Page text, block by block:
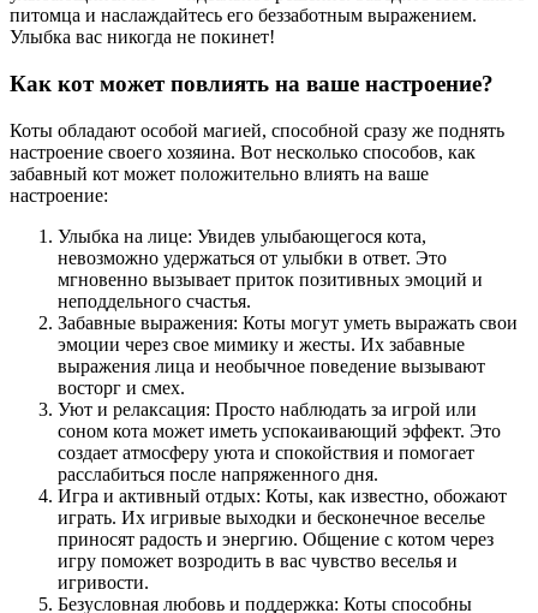
питомца и наслаждайтесь его беззаботным выражением.
Улыбка вас никогда не покинет!
Как кот может повлиять на ваше настроение?
Коты обладают особой магией, способной сразу же поднять
настроение своего хозяина. Вот несколько способов, как
забавный кот может положительно влиять на ваше
настроение:
Улыбка на лице: Увидев улыбающегося кота,
невозможно удержаться от улыбки в ответ. Это
мгновенно вызывает приток позитивных эмоций и
неподдельного счастья.
Забавные выражения: Коты могут уметь выражать свои
эмоции через свое мимику и жесты. Их забавные
выражения лица и необычное поведение вызывают
восторг и смех.
Уют и релаксация: Просто наблюдать за игрой или
соном кота может иметь успокаивающий эффект. Это
создает атмосферу уюта и спокойствия и помогает
расслабиться после напряженного дня.
Игра и активный отдых: Коты, как известно, обожают
играть. Их игривые выходки и бесконечное веселье
приносят радость и энергию. Общение с котом через
игру поможет возродить в вас чувство веселья и
игривости.
Безусловная любовь и поддержка: Коты способны